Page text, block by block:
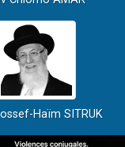
Haïm SITRUK